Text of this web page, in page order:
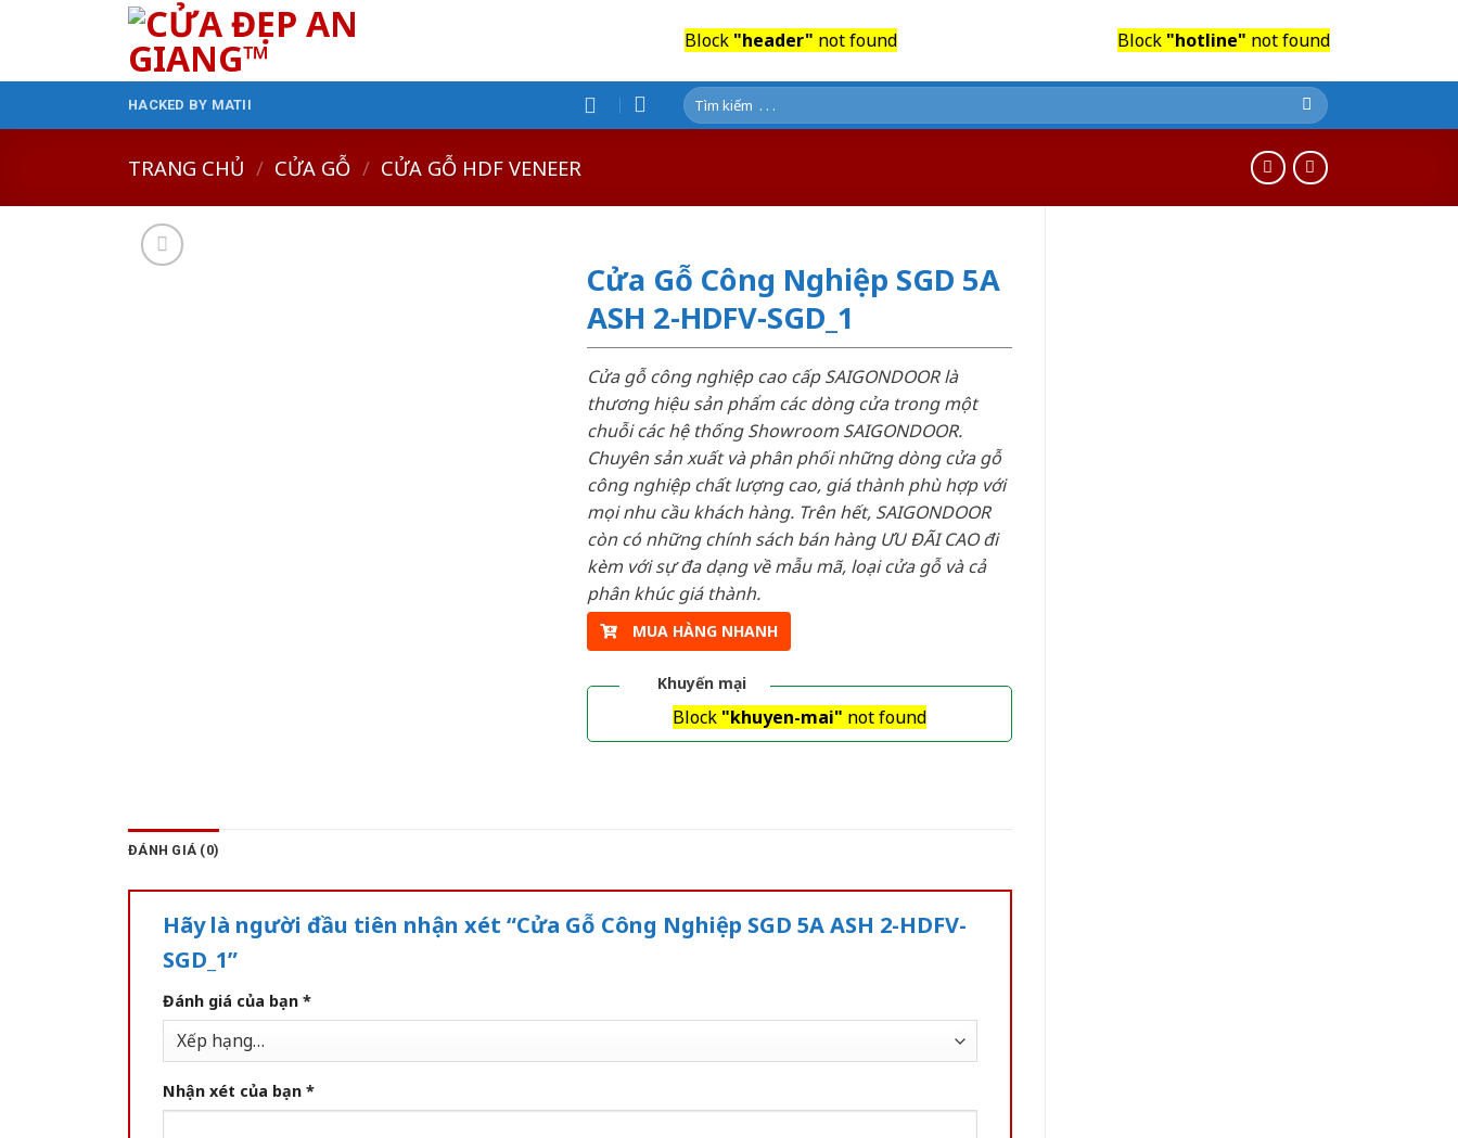
Block "header" not found Block "hotline" not found
HACKED BY MATII
Tìm
kiếm:
TRANG CHỦ / CỬA GỖ / CỬA GỖ HDF VENEER
Cửa Gỗ Công Nghiệp SGD 5A
ASH 2-HDFV-SGD_1
Cửa gỗ công nghiệp cao cấp SAIGONDOOR là
thương hiệu sản phẩm các dòng cửa trong một
chuỗi các hệ thống Showroom SAIGONDOOR.
Chuyên sản xuất và phân phối những dòng cửa gỗ
công nghiệp chất lượng cao, giá thành phù hợp với
mọi nhu cầu khách hàng. Trên hết, SAIGONDOOR
còn có những chính sách bán hàng ƯU ĐÃI CAO đi
kèm với sự đa dạng về mẫu mã, loại cửa gỗ và cả
phân khúc giá thành.
MUA HÀNG NHANH
Khuyến mại
Block "khuyen-mai" not found
ĐÁNH GIÁ (0)
Hãy là người đầu tiên nhận xét “Cửa Gỗ Công Nghiệp SGD 5A ASH 2-HDFV-
SGD_1”
Đánh giá của bạn *
Nhận xét của bạn *